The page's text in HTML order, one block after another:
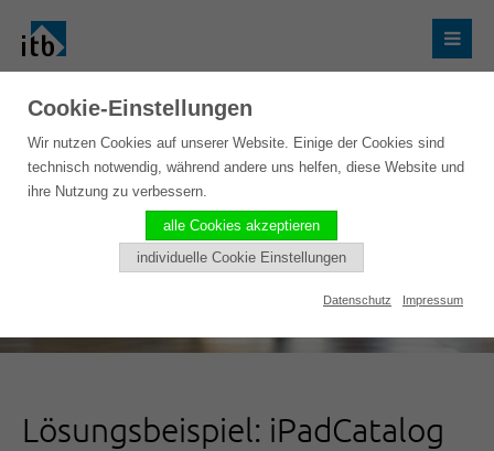
Lösungsbeispiel: iPadCatalog
Cookie-Einstellungen
Wir nutzen Cookies auf unserer Website. Einige der Cookies sind
technisch notwendig, während andere uns helfen, diese Website und
ihre Nutzung zu verbessern.
alle Cookies akzeptieren
individuelle Cookie Einstellungen
Datenschutz Impressum